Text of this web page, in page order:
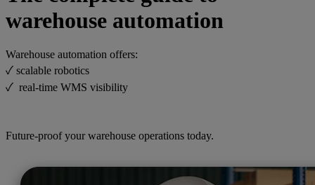
warehouse automation
Warehouse automation offers:
✓ scalable robotics
✓ real-time WMS visibility
Future-proof your warehouse operations today.